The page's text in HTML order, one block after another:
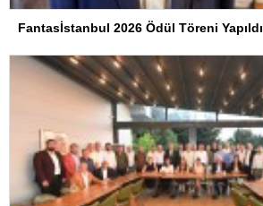
Fantasİstanbul 2026 Ödül Töreni Yapıldı